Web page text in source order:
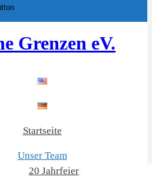
Grenzen eV.
Startseite
Unser Team
20 Jahrfeier